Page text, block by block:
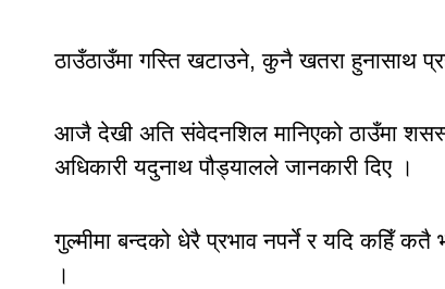
ठाउँठाउँमा गस्ति खटाउने, कुनै खतरा हुनासाथ
आजै देखी अति संवेदनशिल मानिएको ठाउँमा
अधिकारी यदुनाथ पौड्यालले जानकारी दिए ।
गुल्मीमा बन्दको धेरै प्रभाव नपर्ने र यदि कहिँ
।